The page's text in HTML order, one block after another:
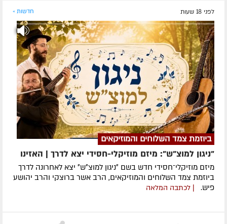
לפני 18 שעות חדשות »
ביוזמת צמד השלוחים והמוזיקאים
"ניגון למוצ"ש": מיזם מוזיקלי-חסידי יצא לדרך | האזינו
מיזם מוזיקלי־חסידי חדש בשם ״ניגון למוצ״ש״ יצא לאחרונה לדרך
ביוזמת צמד השלוחים והמוזיקאים, הרב אשר ברוצקי והרב יהושע
פיש. | לכתבה המלאה